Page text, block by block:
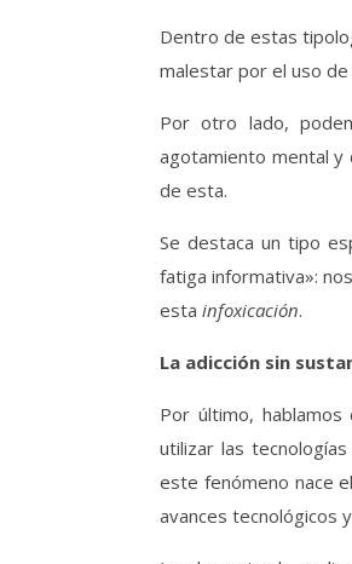
Dentro de estas
malestar por el uso
Por otro lado,
agotamiento mental y
de esta.
Se destaca un tipo
fatiga informativa»:
esta infoxicación.
La adicción sin
Por último, hablamos
utilizar las
este fenómeno nace
avances tecnológicos